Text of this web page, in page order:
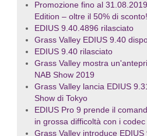
Promozione fino al
Edition – oltre il 50% di sconto!
EDIUS 9.40.4896 rilasciato
Grass Valley EDIUS 9.40
EDIUS 9.40 rilasciato
Grass Valley mostra
NAB Show 2019
Grass Valley lancia EDIUS
Show di Tokyo
EDIUS Pro 9 prende il
in grossa difficoltà con i
Grass Valley introduce EDIUS